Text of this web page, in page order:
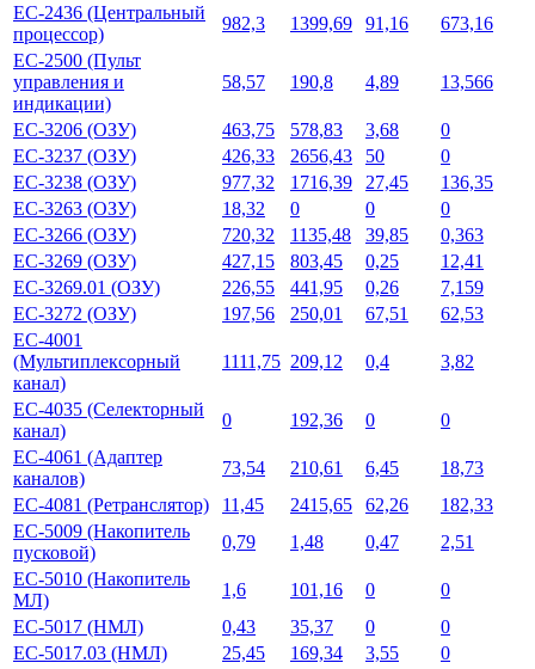
ЕС-2436 (Центральный
процессор)
982,3 1399,69 91,16
673,16
ЕС-2500 (Пульт
управления и
индикации)
58,57 190,8 4,89 13,566
ЕС-3206 (ОЗУ) 463,75 578,83 3,68
0
ЕС-3237 (ОЗУ)
426,33 2656,43 50
0
ЕС-3238 (ОЗУ)
977,32 1716,39 27,45
136,35
ЕС-3263 (ОЗУ)
18,32 0 0
0
ЕС-3266 (ОЗУ)
720,32 1135,48 39,85
0,363
ЕС-3269 (ОЗУ)
427,15 803,45 0,25
12,41
ЕС-3269.01 (ОЗУ)
226,55 441,95 0,26
7,159
ЕС-3272 (ОЗУ)
197,56 250,01 67,51
62,53
ЕС-4001
(Мультиплексорный
канал)
1111,75 209,12 0,4 3,82
ЕС-4035 (Селекторный
канал)
0 192,36 0
0
ЕС-4061 (Адаптер
каналов)
73,54 210,61 6,45
18,73
ЕС-4081 (Ретранслятор)
11,45 2415,65 62,26
182,33
ЕС-5009 (Накопитель
пусковой)
0,79 1,48 0,47
2,51
ЕС-5010 (Накопитель
МЛ)
1,6 101,16 0
0
ЕС-5017 (НМЛ)
0,43 35,37 0
0
ЕС-5017.03 (НМЛ)
25,45 169,34 3,55
0